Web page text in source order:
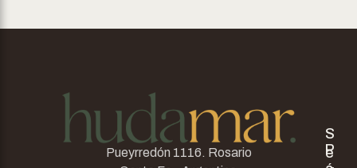
Pueyrredón 1116. Rosario
P
S
e